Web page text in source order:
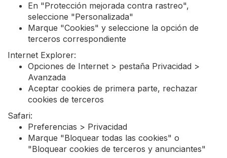
En "Protección mejorada contra rastreo",
seleccione "Personalizada"
Marque "Cookies" y seleccione la opción de
terceros correspondiente
Internet Explorer:
Opciones de Internet > pestaña Privacidad >
Avanzada
Aceptar cookies de primera parte, rechazar
cookies de terceros
Safari:
Preferencias > Privacidad
Marque "Bloquear todas las cookies" o
"Bloquear cookies de terceros y anunciantes"